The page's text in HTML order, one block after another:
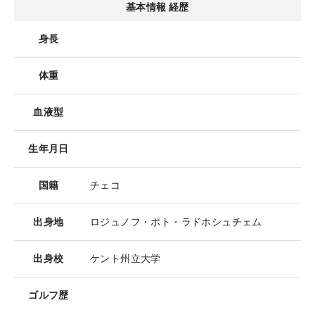
基本情報 経歴
身長
体重
血液型
生年月日
国籍 チェコ
出身地 ロジュノフ・ポト・ラドホシュチェム
出身校 ケント州立大学
ゴルフ歴